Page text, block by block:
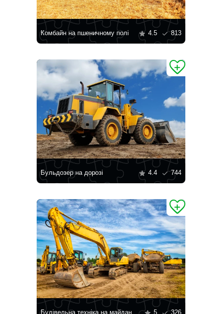
Комбайн на пшеничному полі 4.5 813
Бульдозер на дорозі 4.4 744